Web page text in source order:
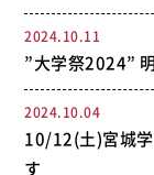
2024.10.11
”大学祭2024”
2024.10.04
10/12(土)宮城
す